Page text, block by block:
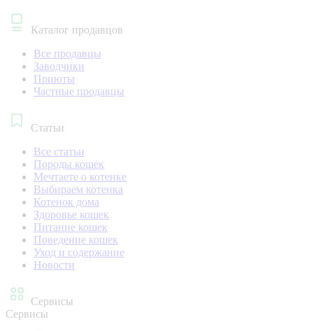
Каталог продавцов
Все продавцы
Заводчики
Приюты
Частные продавцы
Статьи
Все статьи
Породы кошек
Мечтаете о котенке
Выбираем котенка
Котенок дома
Здоровье кошек
Питание кошек
Поведение кошек
Уход и содержание
Новости
Сервисы
Сервисы